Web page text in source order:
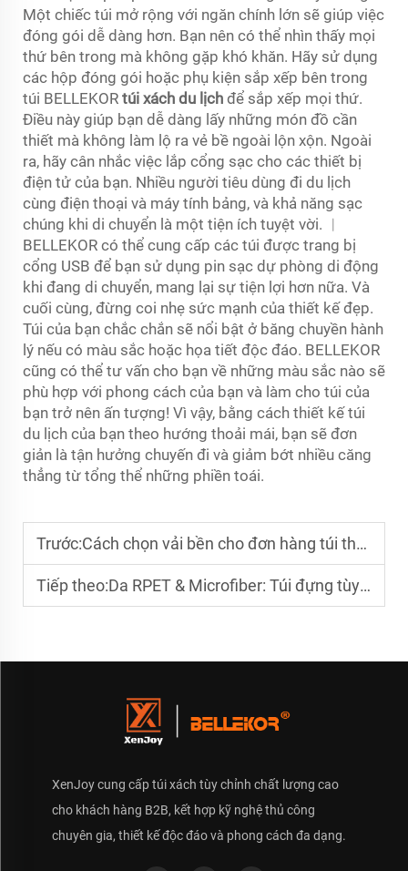
Một chiếc túi mở rộng với ngăn chính lớn sẽ giúp việc
đóng gói dễ dàng hơn. Bạn nên có thể nhìn thấy mọi
thứ bên trong mà không gặp khó khăn. Hãy sử dụng
các hộp đóng gói hoặc phụ kiện sắp xếp bên trong
túi BELLEKOR túi xách du lịch để sắp xếp mọi thứ.
Điều này giúp bạn dễ dàng lấy những món đồ cần
thiết mà không làm lộ ra vẻ bề ngoài lộn xộn. Ngoài
ra, hãy cân nhắc việc lắp cổng sạc cho các thiết bị
điện tử của bạn. Nhiều người tiêu dùng đi du lịch
cùng điện thoại và máy tính bảng, và khả năng sạc
chúng khi di chuyển là một tiện ích tuyệt vời. ︱
BELLEKOR có thể cung cấp các túi được trang bị
cổng USB để bạn sử dụng pin sạc dự phòng di động
khi đang di chuyển, mang lại sự tiện lợi hơn nữa. Và
cuối cùng, đừng coi nhẹ sức mạnh của thiết kế đẹp.
Túi của bạn chắc chắn sẽ nổi bật ở băng chuyền hành
lý nếu có màu sắc hoặc họa tiết độc đáo. BELLEKOR
cũng có thể tư vấn cho bạn về những màu sắc nào sẽ
phù hợp với phong cách của bạn và làm cho túi của
bạn trở nên ấn tượng! Vì vậy, bằng cách thiết kế túi
du lịch của bạn theo hướng thoải mái, bạn sẽ đơn
giản là tận hưởng chuyến đi và giảm bớt nhiều căng
thẳng từ tổng thể những phiền toái.
Trước:Cách chọn vải bền cho đơn hàng túi thể thao may theo yêu cầu tiếp theo của bạn
Tiếp theo:Da RPET & Microfiber: Túi đựng tùy chỉnh Chứng minh Bền vững Vẫn Có Thể Sang trọng
XenJoy cung cấp túi xách tùy chỉnh chất lượng cao
cho khách hàng B2B, kết hợp kỹ nghệ thủ công
chuyên gia, thiết kế độc đáo và phong cách đa dạng.